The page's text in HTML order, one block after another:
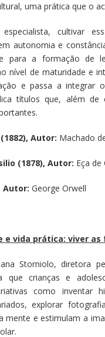
uma prática que o
especialista, cultivar
autonomia e
para a formação de
nível de maturidade e
e passa a integrar
títulos que, além
Autor: Machado
(1878), Autor: Eça de
Autor: George Orwell
e vida prática: viver
Storniolo, diretora
que crianças e
como inventar
explorar
mente e estimulam a